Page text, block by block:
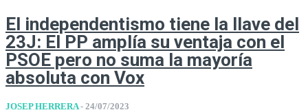
El independentismo tiene la llave del
23J: El PP amplía su ventaja con el
PSOE pero no suma la mayoría
absoluta con Vox
JOSEP HERRERA - 24/07/2023